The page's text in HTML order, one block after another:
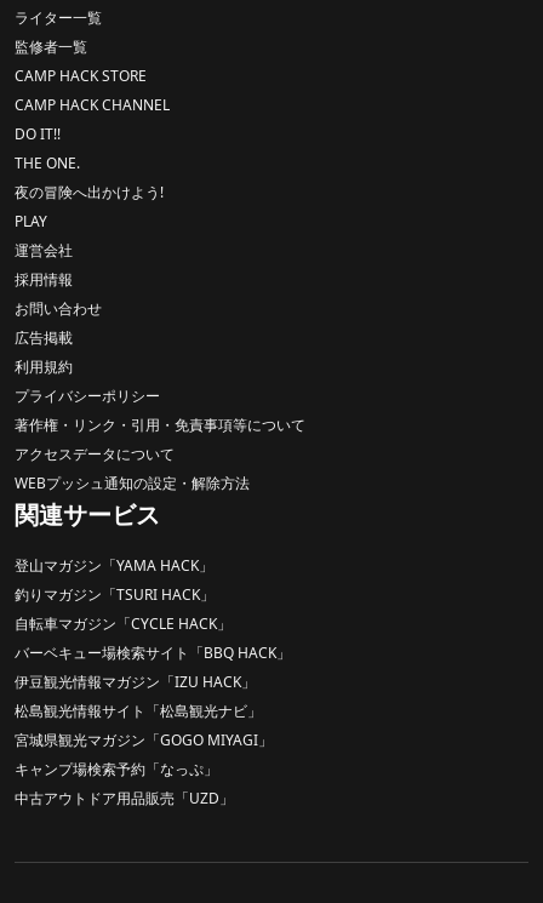
ライター一覧
監修者一覧
CAMP HACK STORE
CAMP HACK CHANNEL
DO IT!!
THE ONE.
夜の冒険へ出かけよう!
PLAY
運営会社
採用情報
お問い合わせ
広告掲載
利用規約
プライバシーポリシー
著作権・リンク・引用・免責事項等について
アクセスデータについて
WEBプッシュ通知の設定・解除方法
関連サービス
登山マガジン「YAMA HACK」
釣りマガジン「TSURI HACK」
自転車マガジン「CYCLE HACK」
バーベキュー場検索サイト「BBQ HACK」
伊豆観光情報マガジン「IZU HACK」
松島観光情報サイト「松島観光ナビ」
宮城県観光マガジン「GOGO MIYAGI」
キャンプ場検索予約「なっぷ」
中古アウトドア用品販売「UZD」